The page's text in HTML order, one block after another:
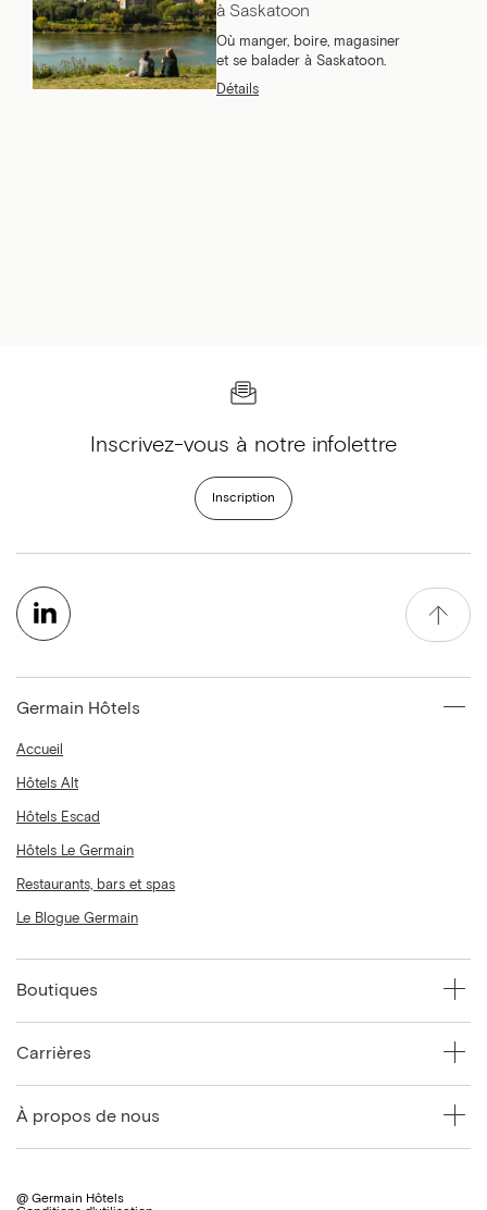
à Saskatoon
Où manger, boire, magasiner
et se balader à Saskatoon.
Détails
Inscrivez-vous à notre infolettre
Inscription
Germain Hôtels
Accueil
Hôtels Alt
Hôtels Escad
Hôtels Le Germain
Restaurants, bars et spas
Le Blogue Germain
Boutiques
Carrières
À propos de nous
@ Germain Hôtels